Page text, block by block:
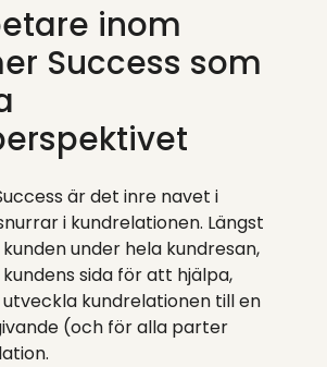
inom
Success som
är det inre navet i
i kundrelationen. Längst
under hela kundresan,
kundens sida för att hjälpa,
kundrelationen till en
(och för alla parter